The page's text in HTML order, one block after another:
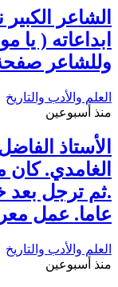
الشاعر
ابداعاته ( يا
وللشاعر
العلم والأدب والتاريخ
منذ أسبوعين
الأستاذ
الغامدي. كان
عاما. عمل
العلم والأدب والتاريخ
منذ أسبوعين